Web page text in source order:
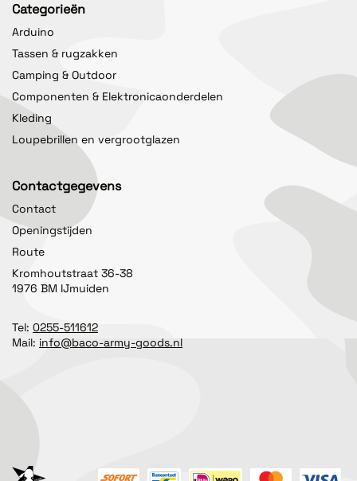
Categorieën
Arduino
Tassen & rugzakken
Camping & Outdoor
Componenten & Elektronicaonderdelen
Kleding
Loupebrillen en vergrootglazen
Contactgegevens
Contact
Openingstijden
Route
Kromhoutstraat 36-38
1976 BM IJmuiden
Tel: 0255-511612
Mail: info@baco-army-goods.nl